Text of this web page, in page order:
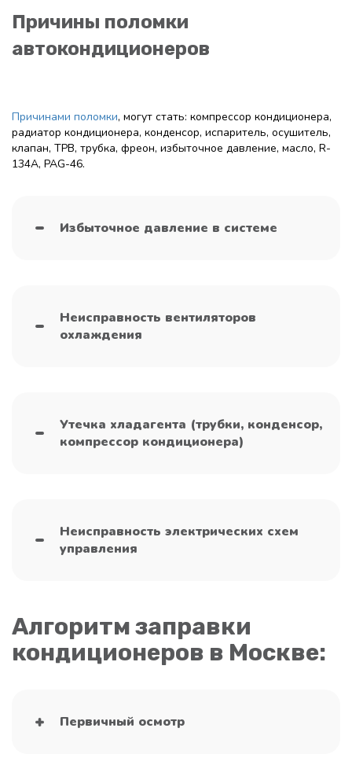
Причины поломки
автокондиционеров
Причинами поломки, могут стать: компрессор кондиционера,
радиатор кондиционера, конденсор, испаритель, осушитель,
клапан, ТРВ, трубка, фреон, избыточное давление, масло, R-
134A, PAG-46.
Избыточное давление в системе
Неисправность вентиляторов
охлаждения
Утечка хладагента (трубки, конденсор,
компрессор кондиционера)
Неисправность электрических схем
управления
Алгоритм заправки
кондиционеров в Москве:
Первичный осмотр